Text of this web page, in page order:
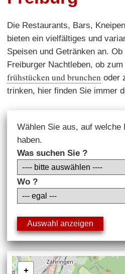
Die Restaurants, Bars,
bieten ein vielfältiges und
Speisen und Getränken an.
Freiburger Nachtleben, ob
frühstücken und brunchen oder
trinken, hier finden Sie immer
Wählen Sie aus, auf welche
haben.
Was suchen Sie ?
Wo ?
+